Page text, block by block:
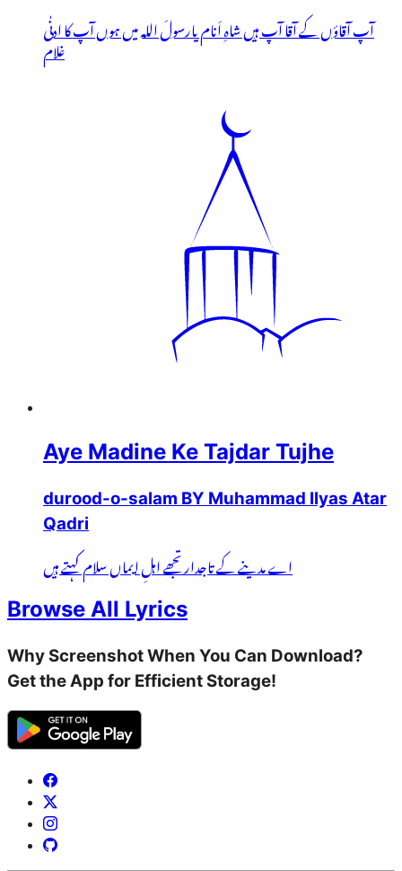
آپ آقاؤں کے آقا آپ ہیں شاہِ اَنام یارسولَ اللہ میں ہوں آپ کا ادنٰی
غلام
Aye Madine Ke Tajdar Tujhe
durood-o-salam BY Muhammad Ilyas Atar
Qadri
اے مدینے کے تاجدار تجھے اہلِ ایماں سلام کہتے ہیں
Browse All Lyrics
Why Screenshot When You Can Download?
Get the App for Efficient Storage!